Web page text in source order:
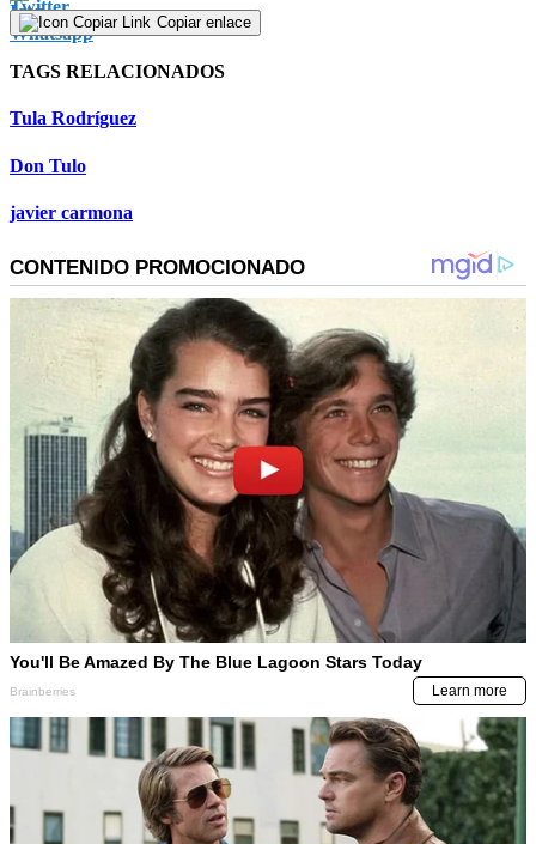
Copiar enlace
TAGS RELACIONADOS
Tula Rodríguez
Don Tulo
javier carmona